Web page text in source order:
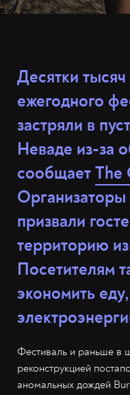
Десятки
ежегодного
застряли в
Неваде из-за
сообщаетThe
призвали
территорию
Посетителям
экономить
Фестиваль и раньше в
реконструкцией
аномальных дождей